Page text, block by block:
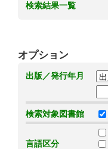
検索結果一覧
オプション
出版／発行年月
検索対象図書館
言語区分